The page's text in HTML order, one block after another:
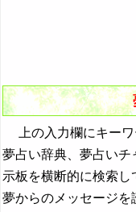
上の入力欄にキーワ
夢占い辞典、夢占いチ
示板を横断的に検索し
夢からのメッセージを